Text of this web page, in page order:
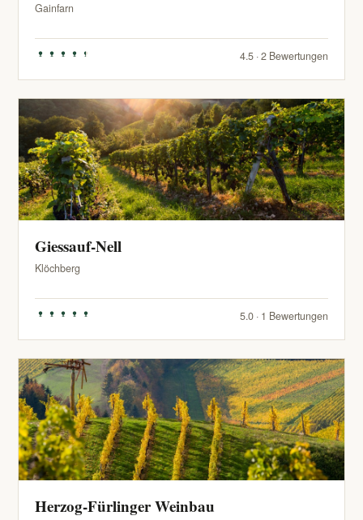
Gainfarn
4.5 · 2 Bewertungen
Giessauf-Nell
Klöchberg
5.0 · 1 Bewertungen
Herzog-Fürlinger Weinbau